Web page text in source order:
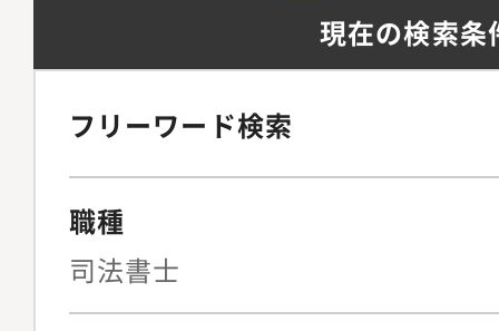
現在の検索条
フリーワード検索
職種
司法書士